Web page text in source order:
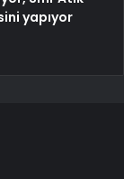
yapıyor